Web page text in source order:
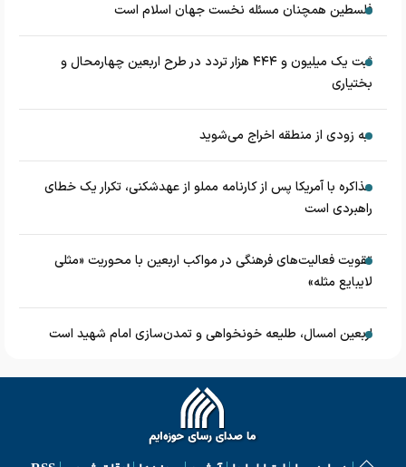
فلسطین همچنان مسئله نخست جهان اسلام است
ثبت یک میلیون و ۴۴۴ هزار تردد در طرح اربعین چهارمحال و
بختیاری
به زودی از منطقه اخراج می‌شوید
مذاکره با آمریکا پس از کارنامه مملو از عهدشکنی، تکرار یک خطای
راهبردی است
تقویت فعالیت‌های فرهنگی در مواکب اربعین با محوریت «مثلی
لایبایع مثله»
اربعین امسال، طلیعه خونخواهی و تمدن‌سازی امام شهید است